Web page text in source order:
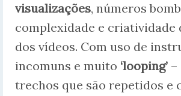
visualizações, números
complexidade e criatividade
dos vídeos. Com uso de
incomuns e muito ‘looping’ –
trechos que são repetidos e